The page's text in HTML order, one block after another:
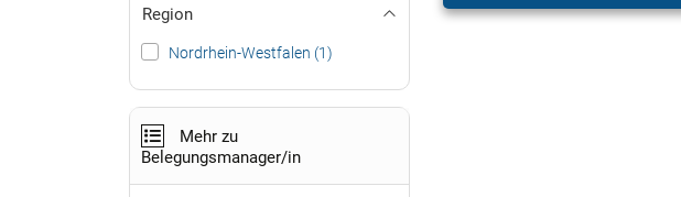
Region
Nordrhein-Westfalen (1)
Mehr zu
Belegungsmanager/in